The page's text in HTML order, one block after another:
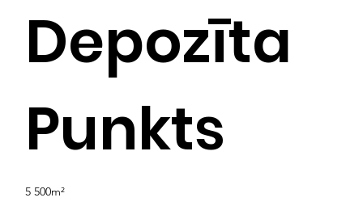
Depozīta
Punkts
5 500m²